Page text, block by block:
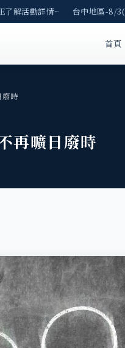
活動詳情~ 台中地區-8/3(
首頁
廢時
再曠日廢時